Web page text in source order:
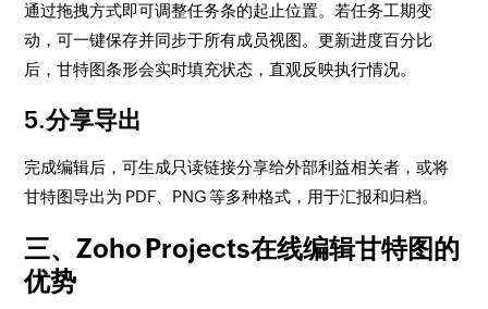
通过拖拽方式即可调整任务条的起止位置。若任务工期变
动，可一键保存并同步于所有成员视图。更新进度百分比
后，甘特图条形会实时填充状态，直观反映执行情况。
5.分享导出
完成编辑后，可生成只读链接分享给外部利益相关者，或将
甘特图导出为 PDF、PNG 等多种格式，用于汇报和归档。
三、Zoho Projects在线编辑甘特图的
优势